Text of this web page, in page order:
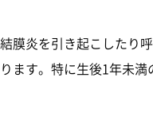
膜炎を引き起こしたり
ます。特に生後1年未